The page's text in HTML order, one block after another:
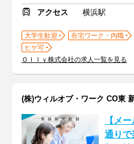
アクセス
横浜駅
大学生歓迎 在宅ワーク・内職
ヒゲ可
Ｏｌｌｙ株式会社の求人一覧を見る
(株)ウィルオブ・ワーク CO東
【メ
通り